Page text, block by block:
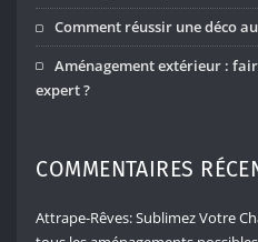
Comment réussir une déco
Aménagement extérieur :
expert ?
COMMENTAIRES
Attrape-Rêves: Sublimez Votre